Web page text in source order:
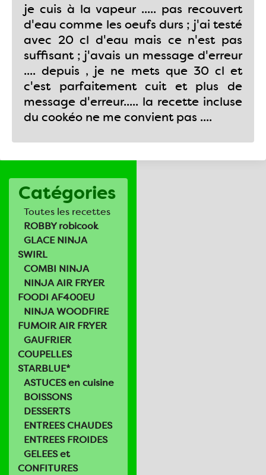
Catégories
Toutes les recettes
ROBBY robicook
GLACE NINJA
SWIRL
COMBI NINJA
NINJA AIR FRYER
FOODI AF400EU
NINJA WOODFIRE
FUMOIR AIR FRYER
GAUFRIER
COUPELLES
STARBLUE*
ASTUCES en cuisine
BOISSONS
DESSERTS
ENTREES CHAUDES
ENTREES FROIDES
GELEES et
CONFITURES
je cuis à la vapeur ..... pas recouvert
d'eau comme les oeufs durs ; j'ai testé
avec 20 cl d'eau mais ce n'est pas
suffisant ; j'avais un message d'erreur
.... depuis , je ne mets que 30 cl et
c'est parfaitement cuit et plus de
message d'erreur..... la recette incluse
du cookéo ne me convient pas ....